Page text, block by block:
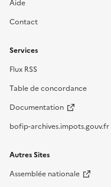
Aide
Contact
Services
Flux RSS
Table de concordance
Documentation
bofip-archives.impots.gouv.fr
Autres Sites
Assemblée nationale